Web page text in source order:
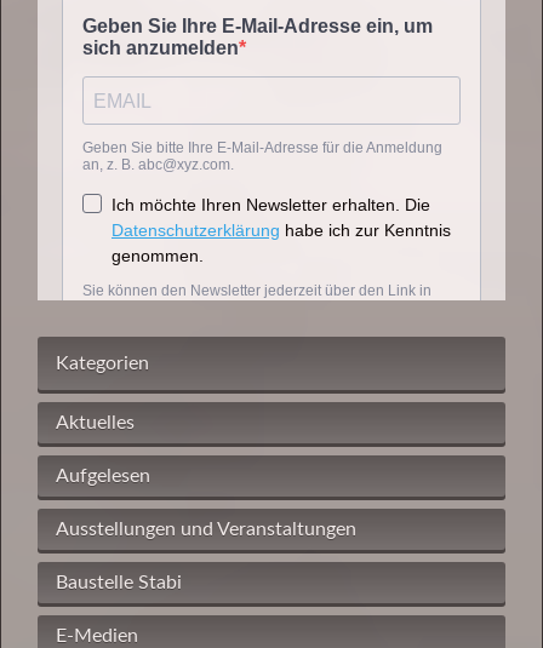
Kategorien
Aktuelles
Aufgelesen
Ausstellungen und Veranstaltungen
Baustelle Stabi
E-Medien